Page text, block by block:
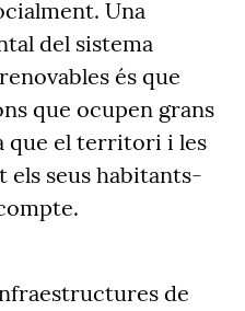
Una
del sistema
és que
que ocupen grans
que el territori i les
seus habitants-
de